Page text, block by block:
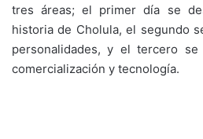
tres áreas; el primer día se
historia de Cholula, el segundo
personalidades, y el tercero se
comercialización y tecnología.